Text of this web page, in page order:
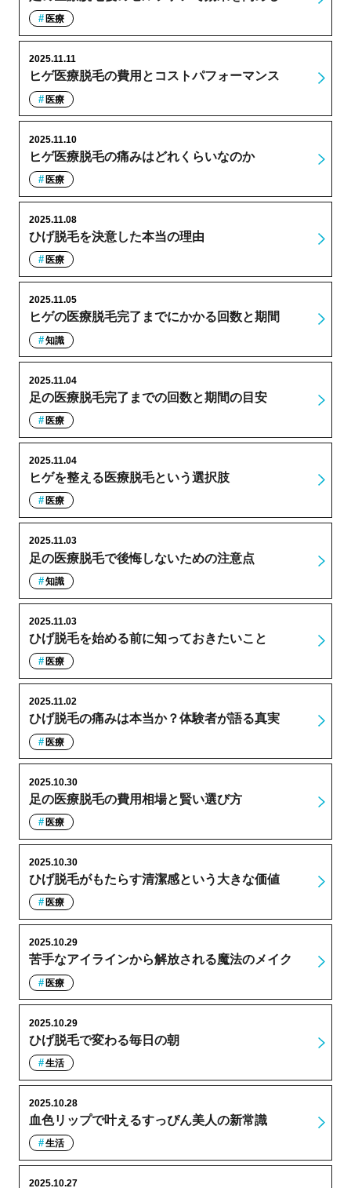
医療
ヒゲ医療脱毛の費用とコストパフォーマンス
2025.11.11
医療
ヒゲ医療脱毛の痛みはどれくらいなのか
2025.11.10
医療
ひげ脱毛を決意した本当の理由
2025.11.08
医療
ヒゲの医療脱毛完了までにかかる回数と期間
2025.11.05
知識
足の医療脱毛完了までの回数と期間の目安
2025.11.04
医療
ヒゲを整える医療脱毛という選択肢
2025.11.04
医療
足の医療脱毛で後悔しないための注意点
2025.11.03
知識
ひげ脱毛を始める前に知っておきたいこと
2025.11.03
医療
ひげ脱毛の痛みは本当か？体験者が語る真実
2025.11.02
医療
足の医療脱毛の費用相場と賢い選び方
2025.10.30
医療
ひげ脱毛がもたらす清潔感という大きな価値
2025.10.30
医療
苦手なアイラインから解放される魔法のメイク
2025.10.29
医療
ひげ脱毛で変わる毎日の朝
2025.10.29
生活
血色リップで叶えるすっぴん美人の新常識
2025.10.28
生活
2025.10.27